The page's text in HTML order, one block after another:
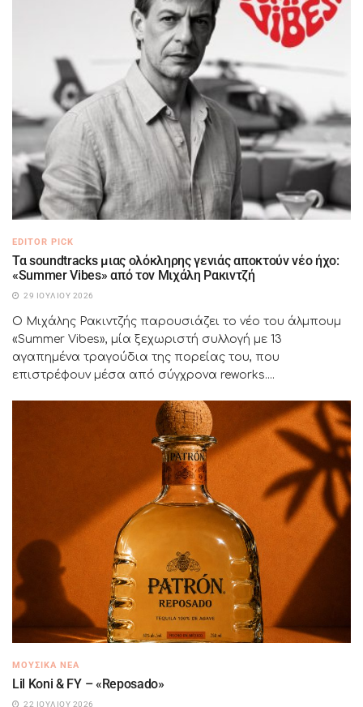
EDITOR PICK
Τα soundtracks μιας ολόκληρης γενιάς αποκτούν νέο ήχο:
«Summer Vibes» από τον Μιχάλη Ρακιντζή
29 ΙΟΥΛΊΟΥ 2026
Ο Μιχάλης Ρακιντζής παρουσιάζει το νέο του άλμπουμ
«Summer Vibes», μία ξεχωριστή συλλογή με 13
αγαπημένα τραγούδια της πορείας του, που
επιστρέφουν μέσα από σύγχρονα reworks....
ΜΟΥΣΙΚΆ ΝΈΑ
Lil Koni & FY – «Reposado»
22 ΙΟΥΛΊΟΥ 2026